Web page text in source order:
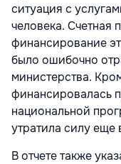
ситуация с
человека. Счетная
финансирование
было ошибочно
министерства.
финансировалась
национальной
утратила силу еще
В отчете также